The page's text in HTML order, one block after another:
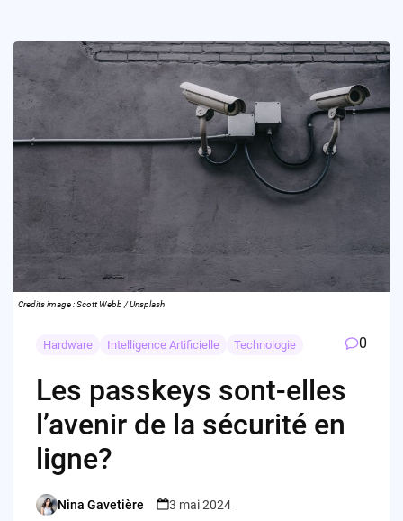
Credits image : Scott Webb / Unsplash
Hardware Intelligence Artificielle Technologie 0
Les passkeys sont-elles
l’avenir de la sécurité en
ligne?
Posted
Nina Gavetière 3 mai 2024